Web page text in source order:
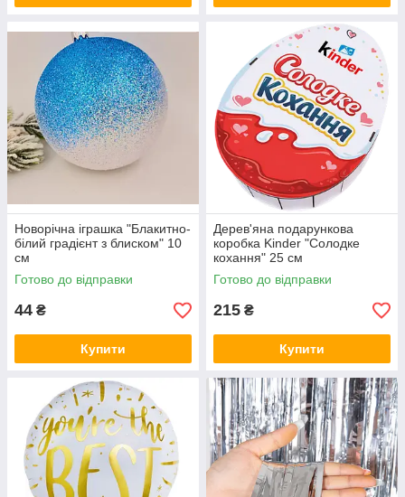
Новорічна іграшка "Блакитно-
білий градієнт з блиском" 10
см
Готово до відправки
44 ₴
Купити
Дерев'яна подарункова
коробка Kinder "Солодке
кохання" 25 см
Готово до відправки
215 ₴
Купити